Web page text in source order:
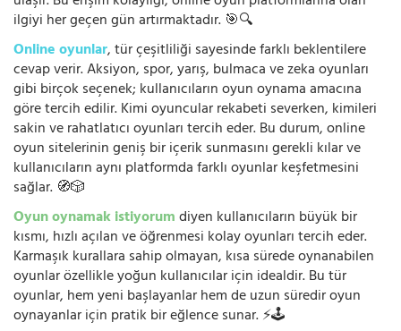
ilgiyi her geçen gün artırmaktadır. 🎯🔍
Online oyunlar, tür çeşitliliği sayesinde farklı beklentilere
cevap verir. Aksiyon, spor, yarış, bulmaca ve zeka oyunları
gibi birçok seçenek; kullanıcıların oyun oynama amacına
göre tercih edilir. Kimi oyuncular rekabeti severken, kimileri
sakin ve rahatlatıcı oyunları tercih eder. Bu durum, online
oyun sitelerinin geniş bir içerik sunmasını gerekli kılar ve
kullanıcıların aynı platformda farklı oyunlar keşfetmesini
sağlar. 🧭🎲
Oyun oynamak istiyorumdiyen kullanıcıların büyük bir
kısmı, hızlı açılan ve öğrenmesi kolay oyunları tercih eder.
Karmaşık kurallara sahip olmayan, kısa sürede oynanabilen
oyunlar özellikle yoğun kullanıcılar için idealdir. Bu tür
oyunlar, hem yeni başlayanlar hem de uzun süredir oyun
oynayanlar için pratik bir eğlence sunar. ⚡🕹️